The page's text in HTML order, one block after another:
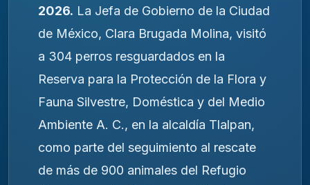
2026. La Jefa de Gobierno de la Ciudad
de México, Clara Brugada Molina, visitó
a 304 perros resguardados en la
Reserva para la Protección de la Flora y
Fauna Silvestre, Doméstica y del Medio
Ambiente A. C., en la alcaldía Tlalpan,
como parte del seguimiento al rescate
de más de 900 animales del Refugio